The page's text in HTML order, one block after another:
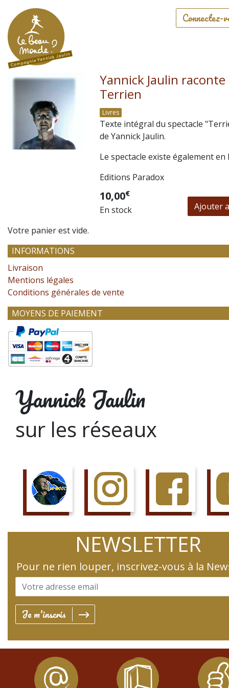
Connectez-
Yannick Jaulin raconte
Terrien
Livres
Texte intégral du spectacle
de Yannick Jaulin.
Le spectacle existe également en
Editions Paradox
10,00€
En stock Ajouter
Votre panier est vide.
INFORMATIONS
Livraison
Mentions légales
Conditions générales de vente
MOYENS DE PAIEMENT
Yannick Jaulin
sur les réseaux
NEWSLETTER
Pour ne rien louper, inscrivez-vous à la
Je m'inscris